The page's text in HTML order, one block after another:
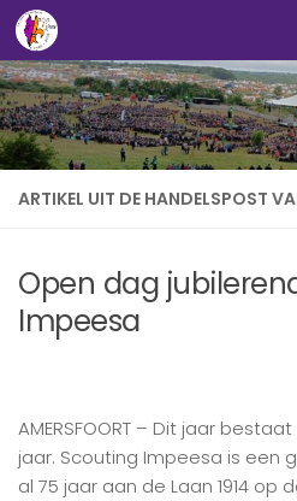
Doorgaan naar inhoud
ARTIKEL UIT DE HANDELSPOST
Open dag
Impeesa
AMERSFOORT – Dit jaar
jaar. Scouting Impeesa is een
al 75 jaar aan de Laan 1914 op